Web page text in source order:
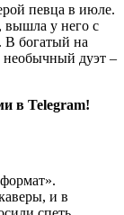
певца в июле.
вышла у него с
богатый на
необычный дуэт –
в Telegram!
и в